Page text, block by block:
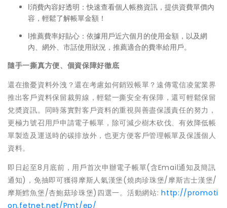
l消費內容好透明：快速查看個人帳務資訊，提供資費單價內
容，輕鬆了解帳單金額！
l推薦費率好貼心：依據用戶近六個月的使用金額，以及網
內、網外、市話使用狀況，推薦適合的費率給用戶。
隨手一撕真方便、個資保障好徹底
還在擔憂資料外洩？還在考慮如何銷毀帳單？遠傳電信凌駕業界
推出客戶資料保留裁剪線，輕鬆一撕安全有保障，還可輕鬆保留
兌奬資訊。同時落實對客戶資料的重視與善盡保護責任的努力，
更極力號召用戶申請電子帳單，除可減少樹木砍伐、有效降低帳
單製造及運送時的碳排放外，也更方便客戶管理帳單及保護個人
資料。
即日起至8月底前，用戶首次申辦電子帳單(含Email通知及簡訊
通知)，免抽即可獲得摩斯人氣漢堡(燒肉珍珠堡/摩斯吉士漢堡/
摩斯鱈魚堡/杏鮑菇珍珠堡)四選一。活動網站:http://promoti
on.fetnet.net/Pmt/ep/